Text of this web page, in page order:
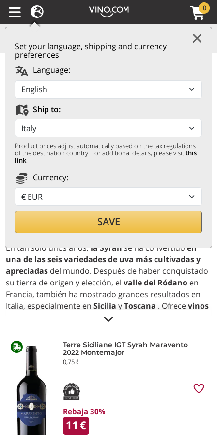
Set your language, shipping and currency
preferences
Language:
Ship to:
Product prices adjust automatically based on the tax regulations
of the destination country. For additional details, please visitthis
link.
Currency:
SAVE
0
Del valle del Ródano al resto del
mundo
En tan solo unos años,la Syrahse ha convertidoen
una de las seis variedades de uva más cultivadasy
apreciadas del mundo. Después de haber conquistado
su tierra de origen y elección, el valle del Ródano en
Francia, también ha mostrado grandes resultados en
Italia, especialmente en Sicilia yToscana . Ofrecevinos
con aromas de frutas rojas y
distintiva de pimienta negra- ganándose así el corazón
de muchos
amantes del vino.
Australia, Argentina, Sudáfrica, California, Chile, el
estado de Washington, Nueva Zelanda, España y Suiza
son todos países donde
por susmúltiples cualidades
pobres y graníticos, madura rápidamente, es vigoroso y
Terre Siciliane IGT Syrah Maravento
2022 Montemajor
0,75 ℓ
Rebaja 30%
11 €